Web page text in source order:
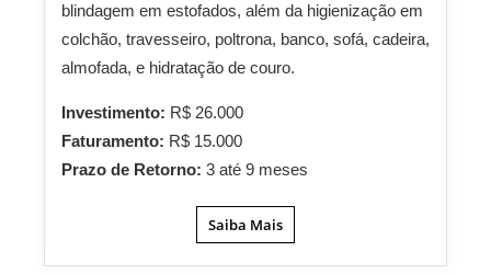
blindagem em estofados, além da higienização em
colchão, travesseiro, poltrona, banco, sofá, cadeira,
almofada, e hidratação de couro.
Investimento: R$ 26.000
Faturamento: R$ 15.000
Prazo de Retorno: 3 até 9 meses
Saiba Mais